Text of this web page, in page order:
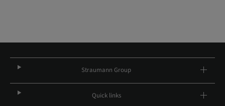
Straumann Group
Quick links